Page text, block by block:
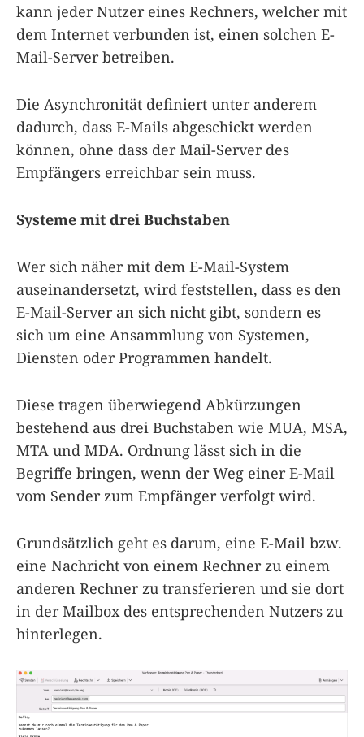
kann jeder Nutzer eines Rechners, welcher mit
dem Internet verbunden ist, einen solchen E-
Mail-Server betreiben.
Die Asynchronität definiert unter anderem
dadurch, dass E-Mails abgeschickt werden
können, ohne dass der Mail-Server des
Empfängers erreichbar sein muss.
Systeme mit drei Buchstaben
Wer sich näher mit dem E-Mail-System
auseinandersetzt, wird feststellen, dass es den
E-Mail-Server an sich nicht gibt, sondern es
sich um eine Ansammlung von Systemen,
Diensten oder Programmen handelt.
Diese tragen überwiegend Abkürzungen
bestehend aus drei Buchstaben wie MUA, MSA,
MTA und MDA. Ordnung lässt sich in die
Begriffe bringen, wenn der Weg einer E-Mail
vom Sender zum Empfänger verfolgt wird.
Grundsätzlich geht es darum, eine E-Mail bzw.
eine Nachricht von einem Rechner zu einem
anderen Rechner zu transferieren und sie dort
in der Mailbox des entsprechenden Nutzers zu
hinterlegen.